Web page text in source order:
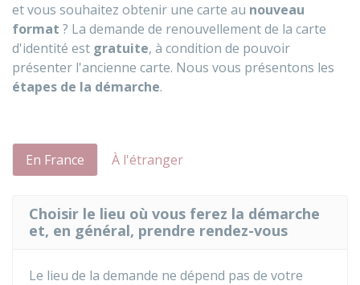
et vous souhaitez obtenir une carte au nouveau
format ? La demande de renouvellement de la carte
d'identité est gratuite, à condition de pouvoir
présenter l'ancienne carte. Nous vous présentons les
étapes de la démarche.
En France À l'étranger
Choisir le lieu où vous ferez la démarche
et, en général, prendre rendez-vous
Le lieu de la demande ne dépend pas de votre